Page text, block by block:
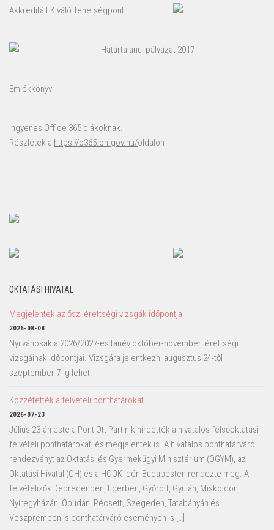
Akkreditált Kiváló Tehetségpont
Határtalanul pályázat 2017
Emlékkönyv
Ingyenes Office 365 diákoknak.
Részletek a https://o365.oh.gov.hu/oldalon
OKTATÁSI HIVATAL
Megjelentek az őszi érettségi vizsgák időpontjai
2026-08-08
Nyilvánosak a 2026/2027-es tanév október-novemberi érettségi
vizsgáinak időpontjai. Vizsgára jelentkezni augusztus 24-től
szeptember 7-ig lehet.
Közzétették a felvételi ponthatárokat
2026-07-23
Július 23-án este a Pont Ott Partin kihirdették a hivatalos felsőoktatási
felvételi ponthatárokat, és megjelentek is. A hivatalos ponthatárváró
rendezvényt az Oktatási és Gyermekügyi Minisztérium (OGYM), az
Oktatási Hivatal (OH) és a HÖOK idén Budapesten rendezte meg. A
felvételizők Debrecenben, Egerben, Győrött, Gyulán, Miskolcon,
Nyíregyházán, Óbudán, Pécsett, Szegeden, Tatabányán és
Veszprémben is ponthatárváró eseményen is […]